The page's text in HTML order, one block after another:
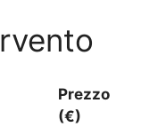
Prezzo
(€)